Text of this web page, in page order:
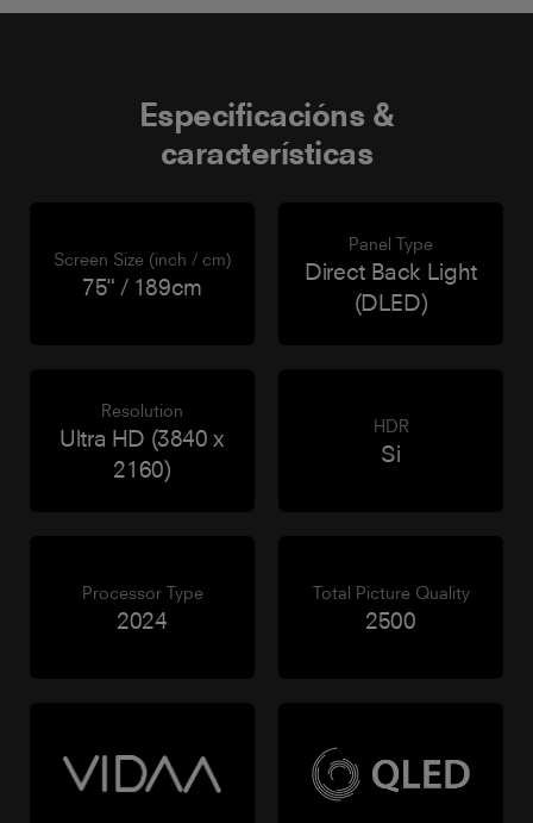
Especificacións &
características
Screen Size (inch / cm)
75" / 189cm
Panel Type
Direct Back Light
(DLED)
Resolution
Ultra HD (3840 x
2160)
HDR
Si
Processor Type
2024
Total Picture Quality
2500